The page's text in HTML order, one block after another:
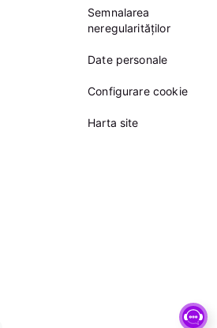
Semnalarea
neregularităților
Date personale
Configurare cookie
Harta site